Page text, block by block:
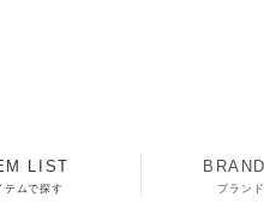
LIST
テムで探す ブラン